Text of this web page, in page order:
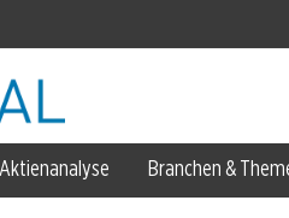
Aktienanalyse Branchen &